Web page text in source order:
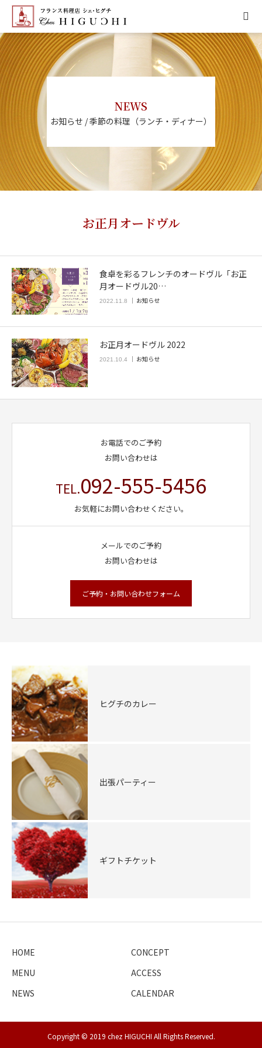
NEWS
お知らせ / 季節の料理（ランチ・ディナー）
お正月オードヴル
食卓を彩るフレンチのオードヴル「お正
月オードヴル20…
2022.11.8 お知らせ
お正月オードヴル 2022
2021.10.4 お知らせ
お電話でのご予約
お問い合わせは
TEL.092-555-5456
お気軽にお問い合わせください。
メールでのご予約
お問い合わせは
ご予約・お問い合わせフォーム
ヒグチのカレー
出張パーティー
ギフトチケット
HOME
CONCEPT
MENU
ACCESS
NEWS
CALENDAR
Copyright © 2019 chez HIGUCHI All Rights Reserved.
HOME
CONCEPT
MENU
ACCESS
NEWS